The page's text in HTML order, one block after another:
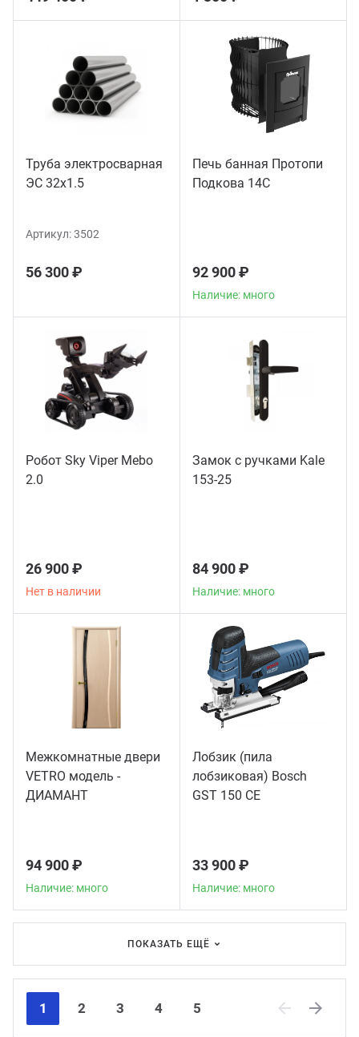
Труба электросварная
ЭС 32x1.5
Артикул:3502
56 300 ₽
Печь банная Протопи
Подкова 14С
92 900 ₽
Наличие: много
Робот Sky Viper Mebo
2.0
26 900 ₽
Нет в наличии
Замок с ручками Kale
153-25
84 900 ₽
Наличие: много
Межкомнатные двери
VETRO модель -
ДИАМАНТ
94 900 ₽
Наличие: много
Лобзик (пила
лобзиковая) Bosch
GST 150 CE
33 900 ₽
Наличие: много
ПОКАЗАТЬ ЕЩЁ
1 2 3 4
5